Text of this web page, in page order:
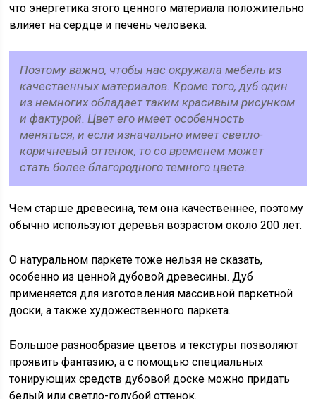
что энергетика этого ценного материала положительно
влияет на сердце и печень человека.
Поэтому важно, чтобы нас окружала мебель из
качественных материалов. Кроме того, дуб один
из немногих обладает таким красивым рисунком
и фактурой. Цвет его имеет особенность
меняться, и если изначально имеет светло-
коричневый оттенок, то со временем может
стать более благородного темного цвета.
Чем старше древесина, тем она качественнее, поэтому
обычно используют деревья возрастом около 200 лет.
О натуральном паркете тоже нельзя не сказать,
особенно из ценной дубовой древесины. Дуб
применяется для изготовления массивной паркетной
доски, а также художественного паркета.
Большое разнообразие цветов и текстуры позволяют
проявить фантазию, а с помощью специальных
тонирующих средств дубовой доске можно придать
белый или светло-голубой оттенок.